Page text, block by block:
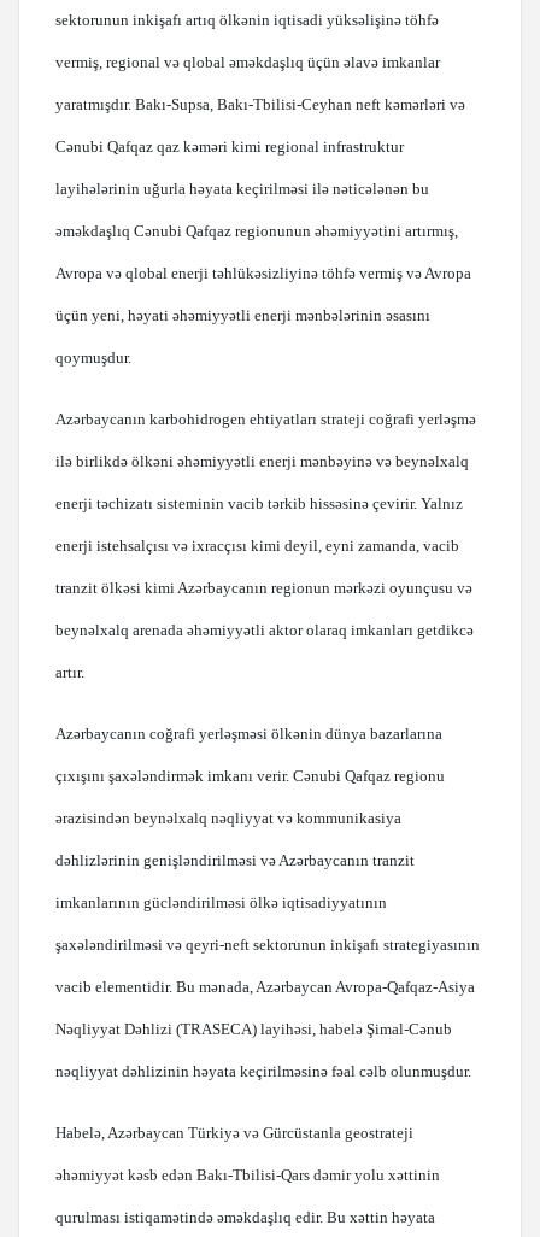
sektorunun inkişafı artıq ölkənin iqtisadi yüksəlişinə töhfə
vermiş, regional və qlobal əməkdaşlıq üçün əlavə imkanlar
yaratmışdır. Bakı-Supsa, Bakı-Tbilisi-Ceyhan neft kəmərləri və
Cənubi Qafqaz qaz kəməri kimi regional infrastruktur
layihələrinin uğurla həyata keçirilməsi ilə nəticələnən bu
əməkdaşlıq Cənubi Qafqaz regionunun əhəmiyyətini artırmış,
Avropa və qlobal enerji təhlükəsizliyinə töhfə vermiş və Avropa
üçün yeni, həyati əhəmiyyətli enerji mənbələrinin əsasını
qoymuşdur.
Azərbaycanın karbohidrogen ehtiyatları strateji coğrafi yerləşmə
ilə birlikdə ölkəni əhəmiyyətli enerji mənbəyinə və beynəlxalq
enerji təchizatı sisteminin vacib tərkib hissəsinə çevirir. Yalnız
enerji istehsalçısı və ixracçısı kimi deyil, eyni zamanda, vacib
tranzit ölkəsi kimi Azərbaycanın regionun mərkəzi oyunçusu və
beynəlxalq arenada əhəmiyyətli aktor olaraq imkanları getdikcə
artır.
Azərbaycanın coğrafi yerləşməsi ölkənin dünya bazarlarına
çıxışını şaxələndirmək imkanı verir. Cənubi Qafqaz regionu
ərazisindən beynəlxalq nəqliyyat və kommunikasiya
dəhlizlərinin genişləndirilməsi və Azərbaycanın tranzit
imkanlarının gücləndirilməsi ölkə iqtisadiyyatının
şaxələndirilməsi və qeyri-neft sektorunun inkişafı strategiyasının
vacib elementidir. Bu mənada, Azərbaycan Avropa-Qafqaz-Asiya
Nəqliyyat Dəhlizi (TRASECA) layihəsi, habelə Şimal-Cənub
nəqliyyat dəhlizinin həyata keçirilməsinə fəal cəlb olunmuşdur.
Habelə, Azərbaycan Türkiyə və Gürcüstanla geostrateji
əhəmiyyət kəsb edən Bakı-Tbilisi-Qars dəmir yolu xəttinin
qurulması istiqamətində əməkdaşlıq edir. Bu xəttin həyata